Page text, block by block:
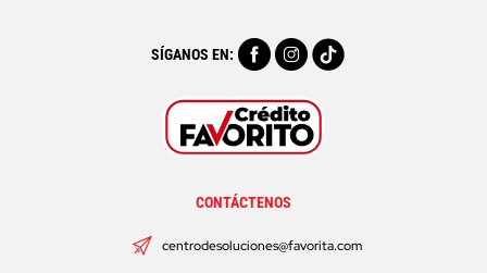
SÍGANOS EN:
CONTÁCTENOS
centrodesoluciones@favorita.com